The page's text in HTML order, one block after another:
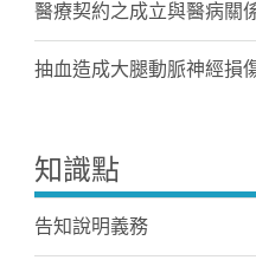
醫療契約之成立與醫病關
抽血造成大腿動脈神經損
知識點
告知說明義務